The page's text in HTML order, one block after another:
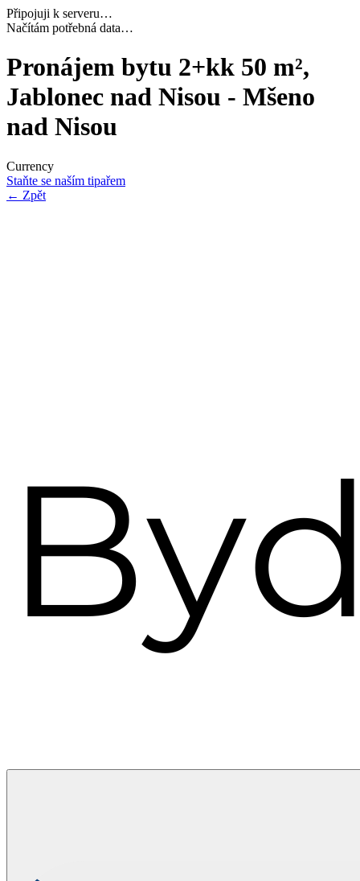
Připojuji k serveru…
Dokončuji inicializaci…
Pronájem bytu 2+kk 50 m²,
Jablonec nad Nisou - Mšeno
nad Nisou
Currency
Staňte se naším tipařem
← Zpět